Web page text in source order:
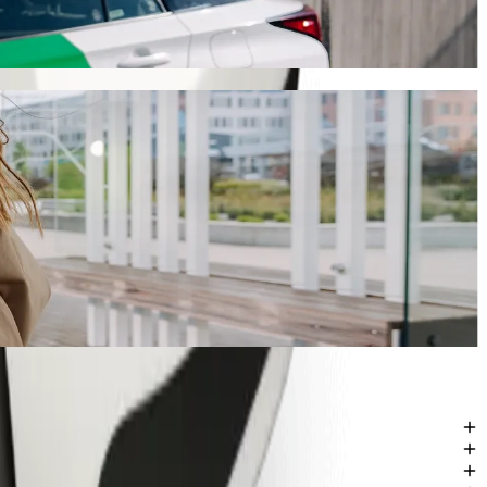
putovanje će trajati oko 7 min i koštati otprilike 1,00 AZN